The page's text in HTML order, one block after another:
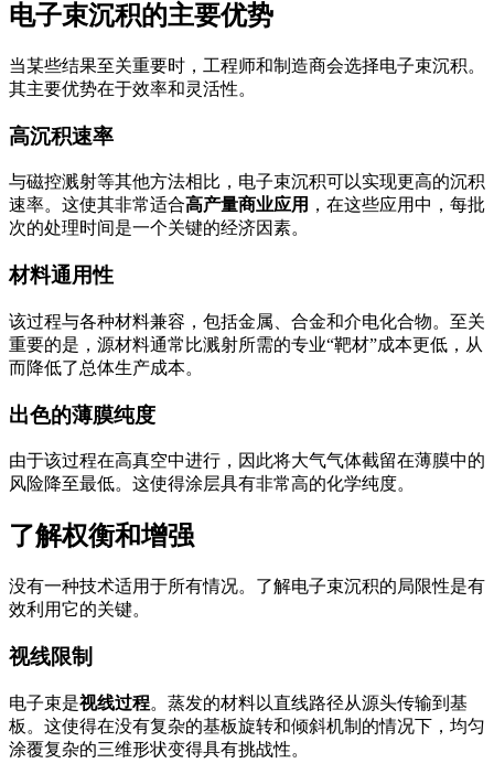
电子束沉积的主要优势
当某些结果至关重要时，工程师和制造商会选择电子束沉积。
其主要优势在于效率和灵活性。
高沉积速率
与磁控溅射等其他方法相比，电子束沉积可以实现更高的沉积
速率。这使其非常适合高产量商业应用 ，在这些应用中，每批
次的处理时间是一个关键的经济因素。
材料通用性
该过程与各种材料兼容，包括金属、合金和介电化合物。至关
重要的是，源材料通常比溅射所需的专业“靶材”成本更低，从
而降低了总体生产成本。
出色的薄膜纯度
由于该过程在高真空中进行，因此将大气气体截留在薄膜中的
风险降至最低。这使得涂层具有非常高的化学纯度。
了解权衡和增强
没有一种技术适用于所有情况。了解电子束沉积的局限性是有
效利用它的关键。
视线限制
电子束是视线过程。蒸发的材料以直线路径从源头传输到基
板。这使得在没有复杂的基板旋转和倾斜机制的情况下，均匀
涂覆复杂的三维形状变得具有挑战性。